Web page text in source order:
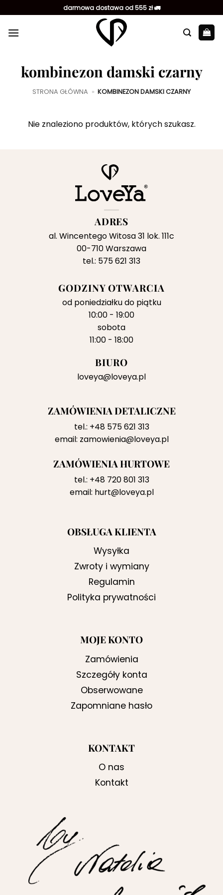
do
zawartości
darmowa dostawa od 555 zł 🚛
kombinezon damski czarny
STRONA GŁÓWNA » KOMBINEZON DAMSKI CZARNY
Nie znaleziono produktów, których szukasz.
ADRES
al. Wincentego Witosa 31 lok. 111c
00-710 Warszawa
tel.: 575 621 313
GODZINY OTWARCIA
od poniedziałku do piątku
10:00 - 19:00
sobota
11:00 - 18:00
BIURO
loveya@loveya.pl
ZAMÓWIENIA DETALICZNE
tel.: +48 575 621 313
email: zamowienia@loveya.pl
ZAMÓWIENIA HURTOWE
tel.: +48 720 801 313
email: hurt@loveya.pl
OBSŁUGA KLIENTA
Wysyłka
Zwroty i wymiany
Regulamin
Polityka prywatności
MOJE KONTO
Zamówienia
Szczegóły konta
Obserwowane
Zapomniane hasło
KONTAKT
O nas
Kontakt